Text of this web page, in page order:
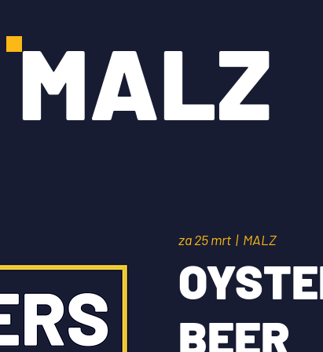
MALZ
za 25 mrt
  |
MALZ
BEER